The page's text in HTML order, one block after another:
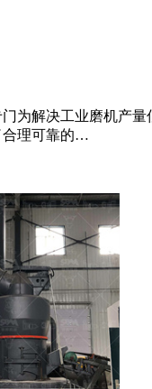
为解决工业磨机产
合理可靠的…